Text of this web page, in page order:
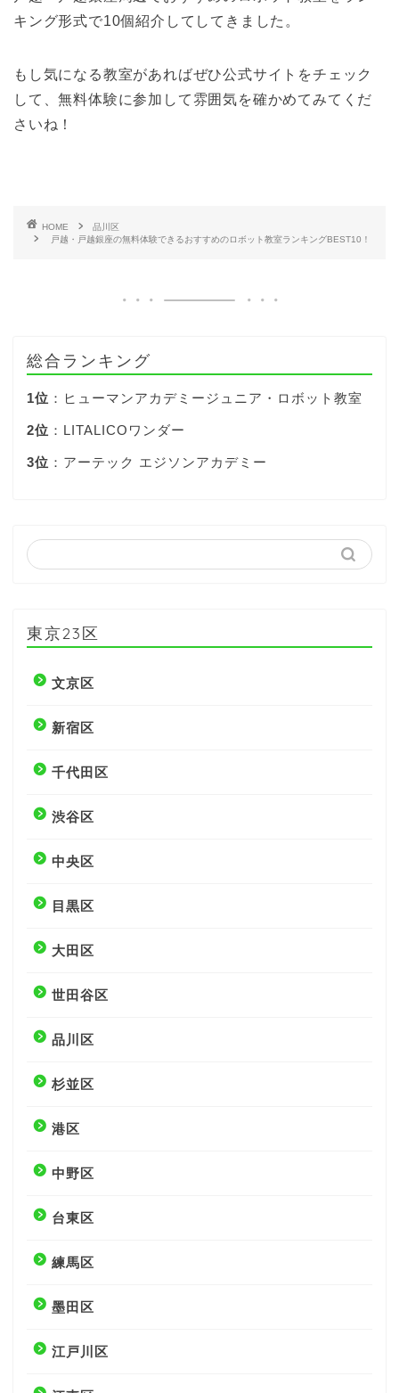
キング形式で10個紹介してしてきました。
もし気になる教室があればぜひ公式サイトをチェック
して、無料体験に参加して雰囲気を確かめてみてくだ
さいね！
HOME
品川区
戸越・戸越銀座の無料体験できるおすすめのロボット教室ランキングBEST10！
総合ランキング
1位 ：ヒューマンアカデミージュニア・ロボット教室
2位 ：LITALICOワンダー
3位 ：アーテック エジソンアカデミー
東京23区
文京区
新宿区
千代田区
渋谷区
中央区
目黒区
大田区
世田谷区
品川区
杉並区
港区
中野区
台東区
練馬区
墨田区
江戸川区